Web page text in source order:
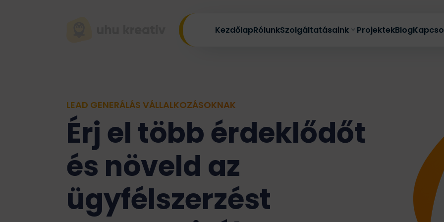
KezdőlapRólunkSzolgáltatásaink
Automata vevőszerző rendszer
ProjektekBlog
LEAD GENERÁLÁS VÁLLALKOZÁSOKNAK
Érj el több érdeklődőt
és növeld az
ügyfélszerzést